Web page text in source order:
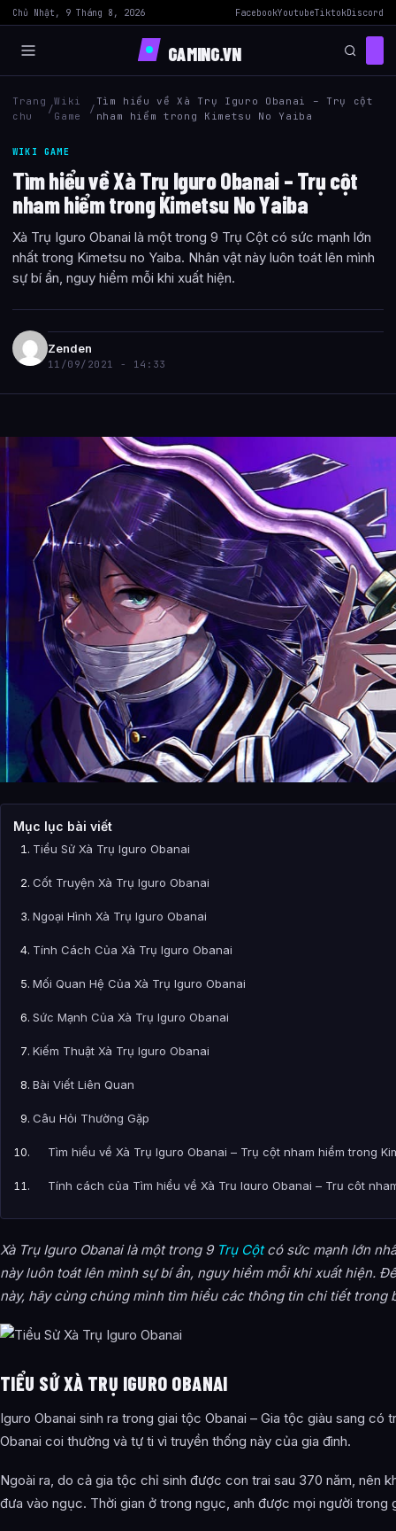
Chủ Nhật, 9 Tháng 8, 2026 FacebookYoutubeTiktokDiscord
GAMING.VN
Trang
chu
/
Wiki
Game
/
Tìm hiểu về Xà Trụ Iguro Obanai – Trụ cột
nham hiểm trong Kimetsu No Yaiba
WIKI GAME
Tìm hiểu về Xà Trụ Iguro Obanai – Trụ cột
nham hiểm trong Kimetsu No Yaiba
Xà Trụ Iguro Obanai là một trong 9 Trụ Cột có sức mạnh lớn
nhất trong Kimetsu no Yaiba. Nhân vật này luôn toát lên mình
sự bí ẩn, nguy hiểm mỗi khi xuất hiện.
Zenden
11/09/2021 - 14:33
Mục lục bài viết
Tiểu Sử Xà Trụ Iguro Obanai
Cốt Truyện Xà Trụ Iguro Obanai
Ngoại Hình Xà Trụ Iguro Obanai
Tính Cách Của Xà Trụ Iguro Obanai
Mối Quan Hệ Của Xà Trụ Iguro Obanai
Sức Mạnh Của Xà Trụ Iguro Obanai
Kiếm Thuật Xà Trụ Iguro Obanai
Bài Viết Liên Quan
Câu Hỏi Thường Gặp
Tìm hiểu về Xà Trụ Iguro Obanai – Trụ cột nham hiểm trong
Tính cách của Tìm hiểu về Xà Trụ Iguro Obanai – Trụ cột
Yaiba ra sao?
Thông tin về Tìm hiểu về Xà Trụ Iguro Obanai – Trụ cột nham
Xà Trụ Iguro Obanai là một trong 9 Trụ Cộtcó sức mạnh lớn
này luôn toát lên mình sự bí ẩn, nguy hiểm mỗi khi xuất hiện.
này, hãy cùng chúng mình tìm hiểu các thông tin chi tiết trong
TIỂU SỬ XÀ TRỤ IGURO OBANAI
Iguro Obanai sinh ra trong giai tộc Obanai – Gia tộc giàu sang có
Obanai coi thường và tự ti vì truyền thống này của gia đình.
Ngoài ra, do cả gia tộc chỉ sinh được con trai sau 370 năm, nên
đưa vào ngục. Thời gian ở trong ngục, anh được mọi người trong